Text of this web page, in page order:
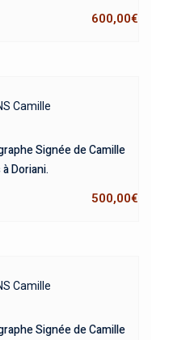
600,00€
Camille
Signée de Camille
Doriani.
500,00€
Camille
Signée de Camille